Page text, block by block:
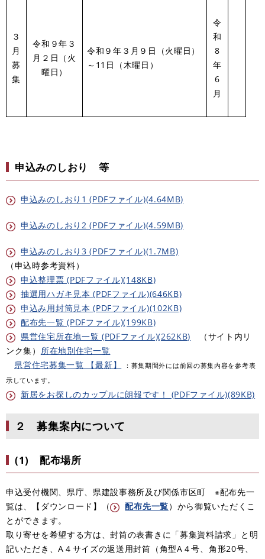
３
月
募
集
令和９年３
月２日（火
曜日）
令和９年３月９日（火曜日）
～11日（木曜日）
令
和
8
年
6
月
申込みのしおり 等
申込みのしおり1 (PDFファイル)(4.64MB)
申込みのしおり2 (PDFファイル)(4.59MB)
申込みのしおり3 (PDFファイル)(1.7MB)
（申込時参考資料）
申込整理票 (PDFファイル)(148KB)
抽選用ハガキ見本 (PDFファイル)(646KB)
申込み用封筒見本 (PDFファイル)(102KB)
配布先一覧 (PDFファイル)(199KB)
県営住宅所在地一覧 (PDFファイル)(262KB) ​（サイト内リ
ンク集） 所在地別住宅一覧
県営住宅募集一覧 【最新】
：募集期間外には前回の募集内容を参考表
示しています。
新居をお探しのカップルに朗報です！ (PDFファイル)(89KB)
２ 募集案内について
(1) 配布場所
申込受付機関、県庁、県建設事務所及び関係市区町 ※配布先一
覧は、【ダウンロード】（
配布先一覧）から御覧いただくこ
とができます。
取り寄せを希望する方は、封筒の表書きに「募集資料請求」と明
記いただき、A４サイズの返送用封筒（角型A４号、角形20号、